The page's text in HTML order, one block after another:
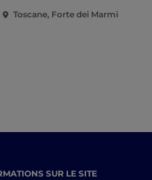
Toscane, Forte dei Marmi
SUR LE SITE